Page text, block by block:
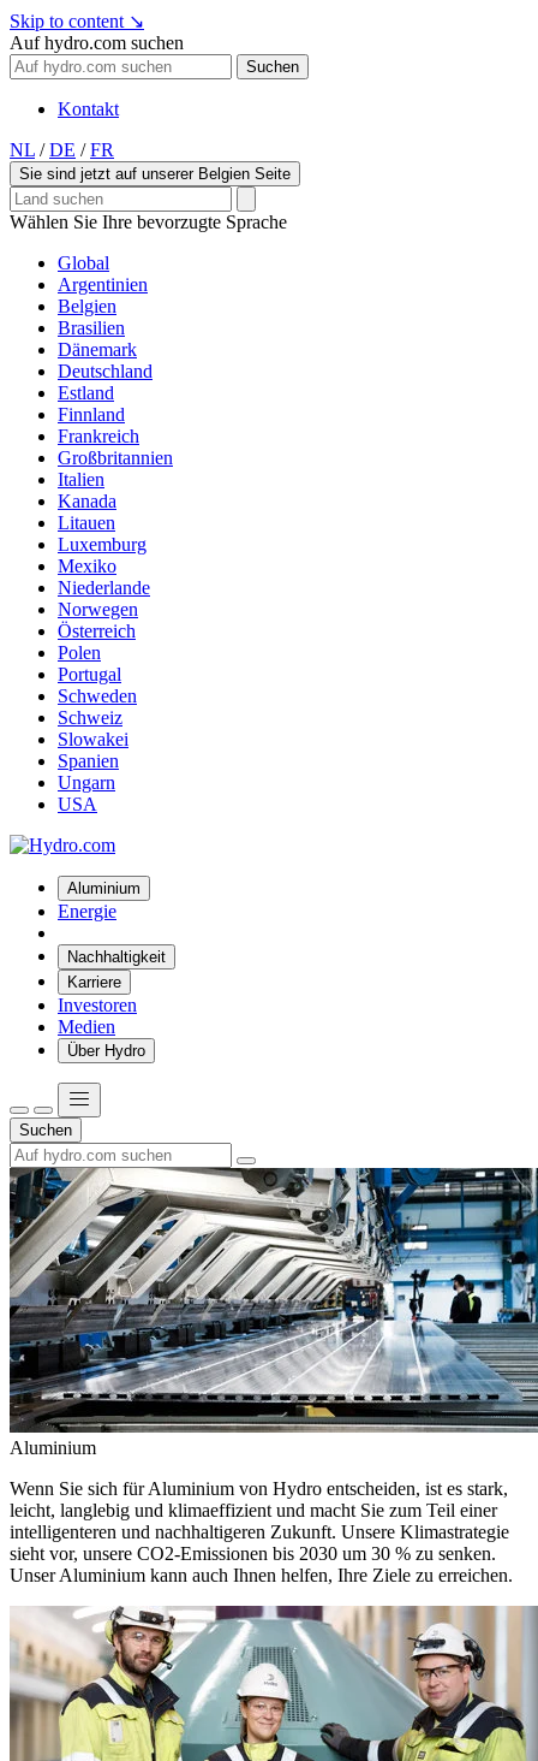
Skip to content ↘
Auf hydro.com suchen
Suchen
Kontakt
NL / DE / FR
Sie sind jetzt auf unserer Belgien Seite
Wählen Sie Ihre bevorzugte Sprache
Global
Argentinien
Belgien
Brasilien
Dänemark
Deutschland
Estland
Finnland
Frankreich
Großbritannien
Italien
Kanada
Litauen
Luxemburg
Mexiko
Niederlande
Norwegen
Österreich
Polen
Portugal
Schweden
Schweiz
Slowakei
Spanien
Ungarn
USA
Aluminium
Energie
Nachhaltigkeit
Karriere
Investoren
Medien
Über Hydro
Suchen
Aluminium
Wenn Sie sich für Aluminium von Hydro entscheiden, ist es stark,
leicht, langlebig und klimaeffizient und macht Sie zum Teil einer
intelligenteren und nachhaltigeren Zukunft. Unsere Klimastrategie
sieht vor, unsere CO2-Emissionen bis 2030 um 30 % zu senken.
Unser Aluminium kann auch Ihnen helfen, Ihre Ziele zu erreichen.